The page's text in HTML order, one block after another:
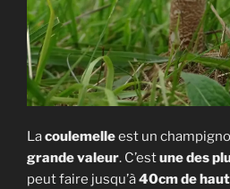
Lacoulemelleest un
grande valeur. C’estune des
peut faire jusqu’à40cm de